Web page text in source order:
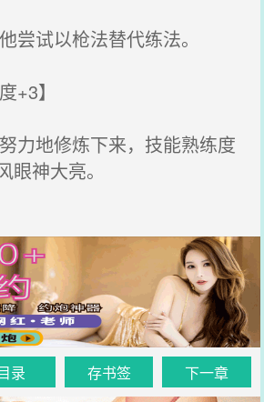
试以枪法替代练法。
+3】
力地修炼下来，技能熟练度
眼神大亮。
录 存书签 下一章